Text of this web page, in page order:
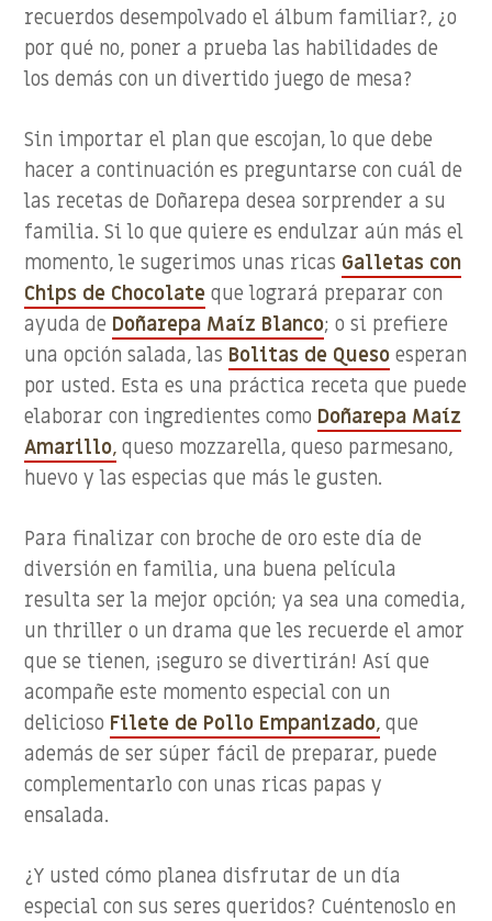
recuerdos desempolvado el álbum familiar?, ¿o
por qué no, poner a prueba las habilidades de
los demás con un divertido juego de mesa?
Sin importar el plan que escojan, lo que debe
hacer a continuación es preguntarse con cuál de
las recetas de Doñarepa desea sorprender a su
familia. Si lo que quiere es endulzar aún más el
momento, le sugerimos unas ricas Galletas con
Chips de Chocolate que logrará preparar con
ayuda de Doñarepa Maíz Blanco; o si prefiere
una opción salada, las Bolitas de Queso esperan
por usted. Esta es una práctica receta que puede
elaborar con ingredientes como Doñarepa Maíz
Amarillo, queso mozzarella, queso parmesano,
huevo y las especias que más le gusten.
Para finalizar con broche de oro este día de
diversión en familia, una buena película
resulta ser la mejor opción; ya sea una comedia,
un thriller o un drama que les recuerde el amor
que se tienen, ¡seguro se divertirán! Así que
acompañe este momento especial con un
delicioso Filete de Pollo Empanizado, que
además de ser súper fácil de preparar, puede
complementarlo con unas ricas papas y
ensalada.
¿Y usted cómo planea disfrutar de un día
especial con sus seres queridos? Cuéntenoslo en